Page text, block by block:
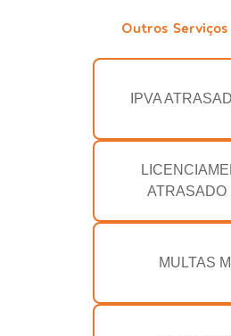
Outros Serviços
IPVA
ATRASADO
MULTAS